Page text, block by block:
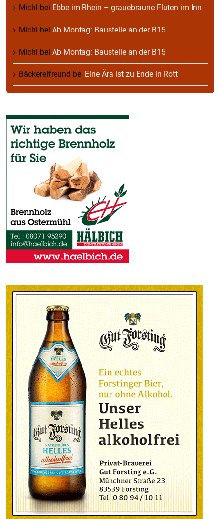
Michl bei Ebbe im Rhein – grauebraune Fluten im Inn
Michl bei Ab Montag: Baustelle an der B15
Michl bei Ab Montag: Baustelle an der B15
Bäckereifreund bei Eine Ära ist zu Ende in Rott